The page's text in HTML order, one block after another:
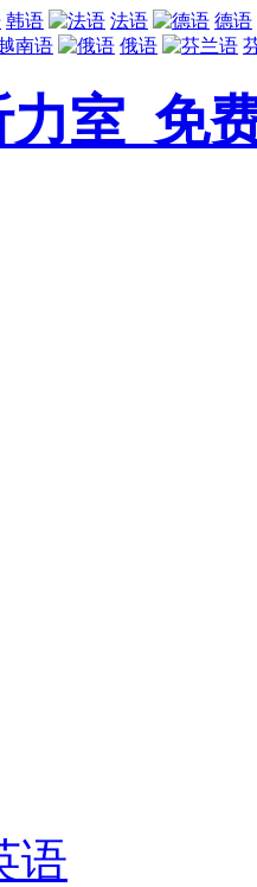
韩语 法语
德语
南语 俄语
室_免
语